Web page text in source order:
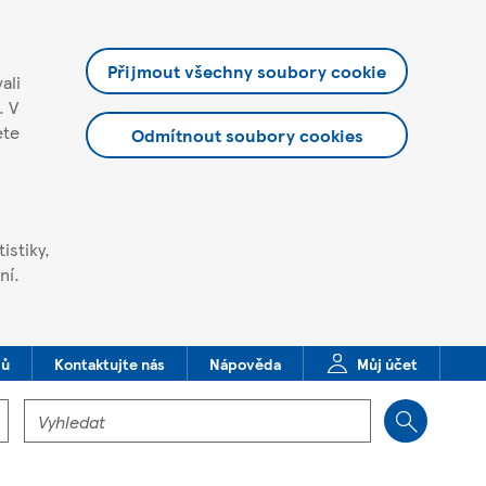
V
Přijmout všechny soubory cookie
Odmítnout soubory cookies
Kontaktujte nás Nápověda Můj účet
Vyhledat